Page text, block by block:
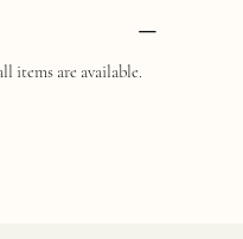
items are available.